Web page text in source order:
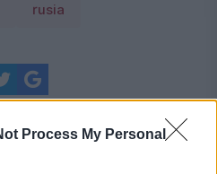
Process My Personal
rusia